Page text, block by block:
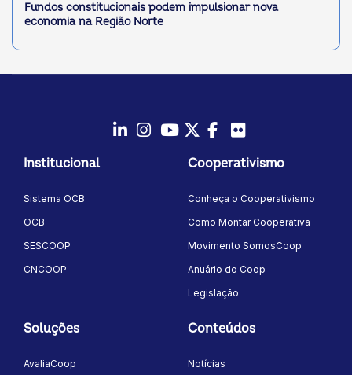
Fundos constitucionais podem impulsionar nova
economia na Região Norte
Instagram
YoutubeTwitter/X
Facebook
Institucional
Sistema OCB
OCB
SESCOOP
CNCOOP
Cooperativismo
Conheça o Cooperativismo
Como Montar Cooperativa
Movimento SomosCoop
Anuário do Coop
Legislação
Soluções
AvaliaCoop
Conteúdos
Notícias